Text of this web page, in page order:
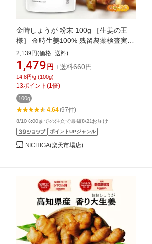
金時しょうが 粉末 100g ［生姜の王
様］ 金時生姜100% 残留農薬検査実施
済み [02] NICHIGA(ニチガ)
2,139円(価格+送料)
1,479 円 +送料660円
14.8円/g (100g)
13ポイント (1倍)
100g
4.64(97件)
8/10 6:00までの注文で最短8/21お届け
ポイントUPジャンル
NICHIGA(楽天市場店)